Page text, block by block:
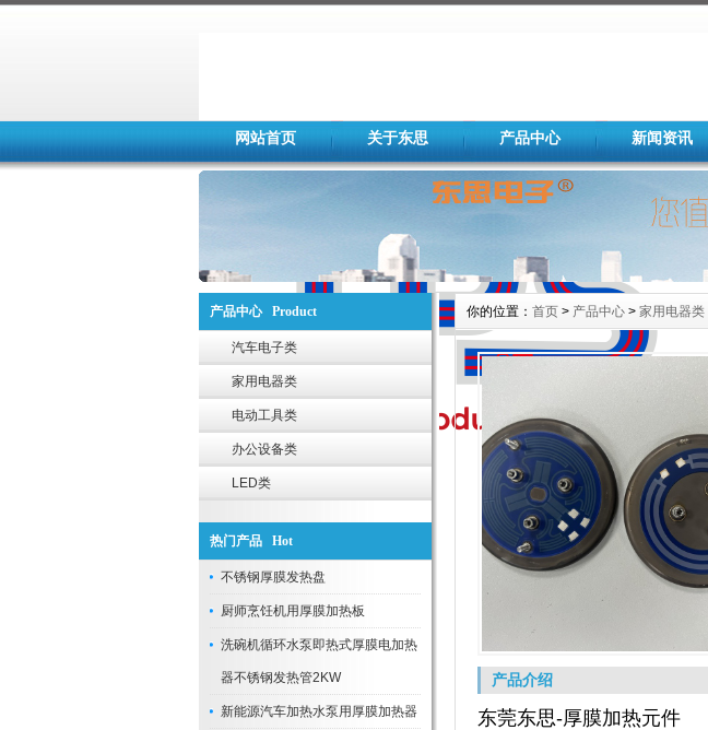
网站首页 关于东思 产品中心 新闻资讯
产品中心 Product
汽车电子类
家用电器类
电动工具类
办公设备类
LED类
热门产品 Hot
不锈钢厚膜发热盘
厨师烹饪机用厚膜加热板
洗碗机循环水泵即热式厚膜电加热
器不锈钢发热管2KW
新能源汽车加热水泵用厚膜加热器
你的位置： 首页 > 产品中心 > 家用电器类
产品介绍
东莞东思-厚膜加热元件